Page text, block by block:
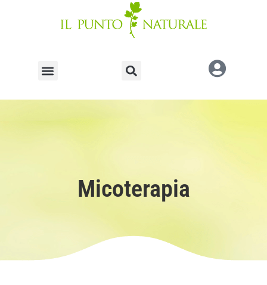
Micoterapia